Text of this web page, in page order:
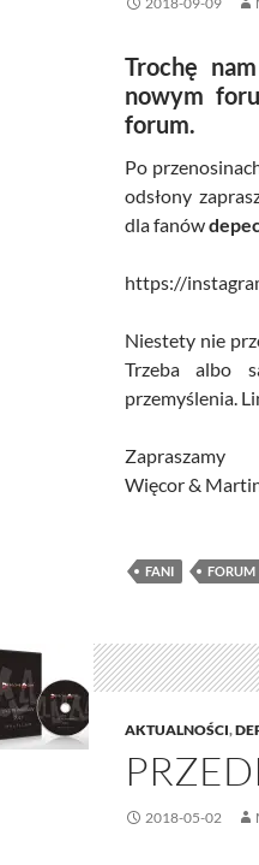
Trochę
nowym
forum.
Po
odsłony
dla fanów
https://
Niestety nie
Trzeba albo
przemyślenia.
Zapraszamy
Więcor &
FANI FORUM
AKTUALNOŚCI,
2018-05-02